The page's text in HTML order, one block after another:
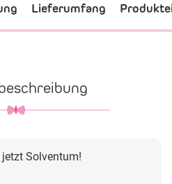
Lieferumfang
Solventum!